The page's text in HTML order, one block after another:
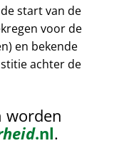
start van de
voor de
en bekende
achter de
worden
.nl.